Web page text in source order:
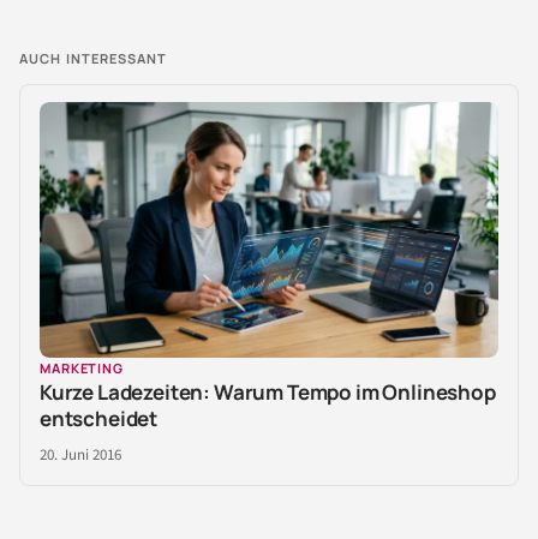
AUCH INTERESSANT
MARKETING
Kurze Ladezeiten: Warum Tempo im Onlineshop
entscheidet
20. Juni 2016